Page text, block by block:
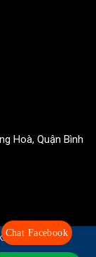
Chat Facebook
Hoà, Quận Bình
chung